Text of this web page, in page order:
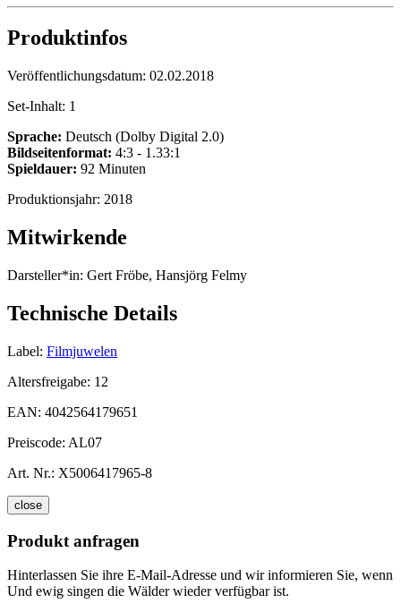
Produktinfos
Veröffentlichungsdatum: 02.02.2018
Set-Inhalt: 1
Sprache: Deutsch (Dolby Digital 2.0)
Bildseitenformat: 4:3 - 1.33:1
Spieldauer: 92 Minuten
Produktionsjahr: 2018
Mitwirkende
Darsteller*in: Gert Fröbe, Hansjörg Felmy
Technische Details
Label: Filmjuwelen
Altersfreigabe: 12
EAN: 4042564179651
Preiscode: AL07
Art. Nr.: X5006417965-8
close
Produkt anfragen
Hinterlassen Sie ihre E-Mail-Adresse und wir informieren Sie, wenn
Und ewig singen die Wälder wieder verfügbar ist.